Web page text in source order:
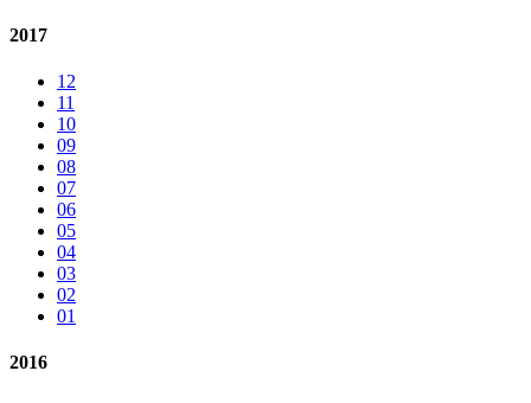
2017
12
11
10
09
08
07
06
05
04
03
02
01
2016